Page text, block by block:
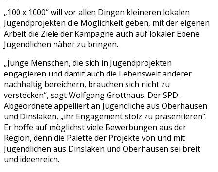
„100 x 1000“ will vor allen Dingen kleineren lokalen
Jugendprojekten die Möglichkeit geben, mit der eigenen
Arbeit die Ziele der Kampagne auch auf lokaler Ebene
Jugendlichen näher zu bringen.
„Junge Menschen, die sich in Jugendprojekten
engagieren und damit auch die Lebenswelt anderer
nachhaltig bereichern, brauchen sich nicht zu
verstecken“, sagt Wolfgang Grotthaus. Der SPD-
Abgeordnete appelliert an Jugendliche aus Oberhausen
und Dinslaken, „ihr Engagement stolz zu präsentieren“.
Er hoffe auf möglichst viele Bewerbungen aus der
Region, denn die Palette der Projekte von und mit
Jugendlichen aus Dinslaken und Oberhausen sei breit
und ideenreich.